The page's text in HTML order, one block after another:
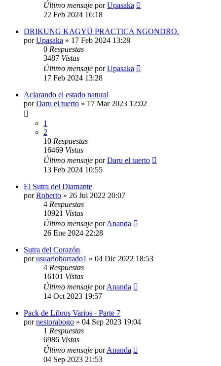
Último mensaje porUpasaka
22 Feb 2024 16:18
DRIKUNG KAGYÜ PRACTICA NGONDRO.
porUpasaka » 17 Feb 2024 13:28
0 Respuestas
3487 Vistas
Último mensaje porUpasaka
17 Feb 2024 13:28
Aclarando el estado natural
porDaru el tuerto » 17 Mar 2023 12:02
1
2
10 Respuestas
16469 Vistas
Último mensaje porDaru el tuerto
13 Feb 2024 10:55
El Sutra del Diamante
porRoberto » 26 Jul 2022 20:07
4 Respuestas
10921 Vistas
Último mensaje porAnanda
26 Ene 2024 22:28
Sutra del Corazón
porusuarioborrado1 » 04 Dic 2022 18:53
4 Respuestas
16101 Vistas
Último mensaje porAnanda
14 Oct 2023 19:57
Pack de Libros Varios - Parte 7
pornestorabogo » 04 Sep 2023 19:04
1 Respuestas
6986 Vistas
Último mensaje porAnanda
04 Sep 2023 21:53